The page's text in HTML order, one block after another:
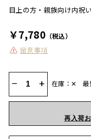
目上の方・親族向け内祝
￥7,780 （税込）
留意事項
− + 在庫：✕ 最
再入荷